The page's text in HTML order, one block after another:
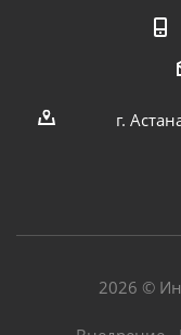
г.
2026 ©